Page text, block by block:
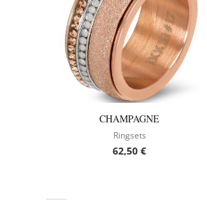
CHAMPAGNE
Ringsets
62,50€